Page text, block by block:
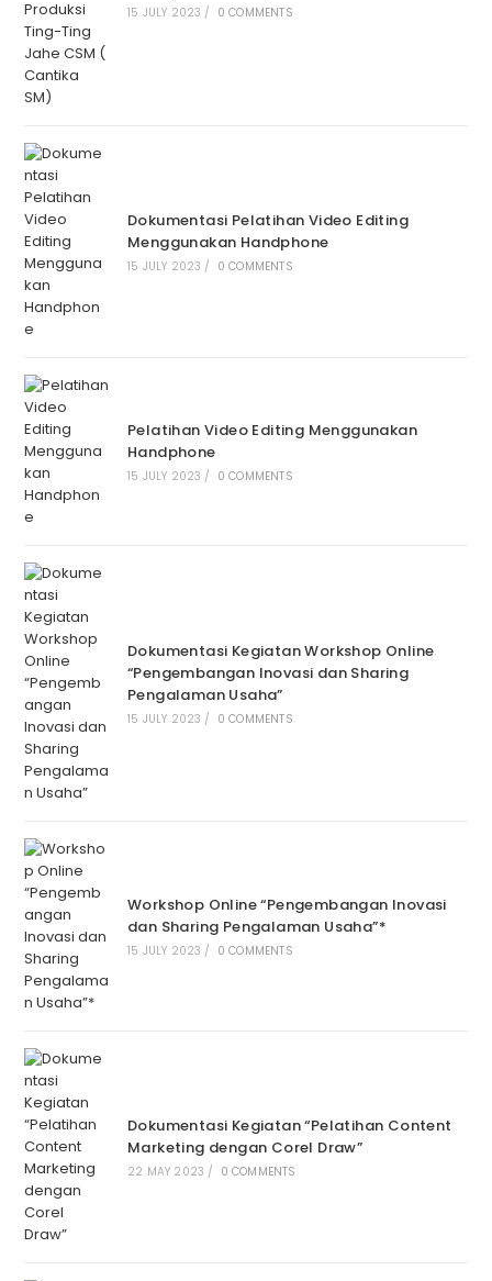
15 JULY 2023 / 0 COMMENTS
Dokumentasi Pelatihan Video Editing
Menggunakan Handphone
15 JULY 2023 / 0 COMMENTS
Pelatihan Video Editing Menggunakan
Handphone
15 JULY 2023 / 0 COMMENTS
Dokumentasi Kegiatan Workshop Online
“Pengembangan Inovasi dan Sharing
Pengalaman Usaha”
15 JULY 2023 / 0 COMMENTS
Workshop Online “Pengembangan Inovasi
dan Sharing Pengalaman Usaha”*
15 JULY 2023 / 0 COMMENTS
Dokumentasi Kegiatan “Pelatihan Content
Marketing dengan Corel Draw”
22 MAY 2023 / 0 COMMENTS